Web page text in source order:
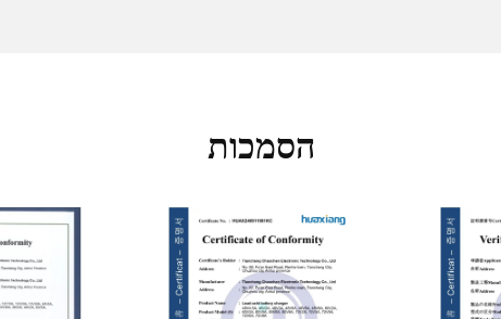
הסמכות